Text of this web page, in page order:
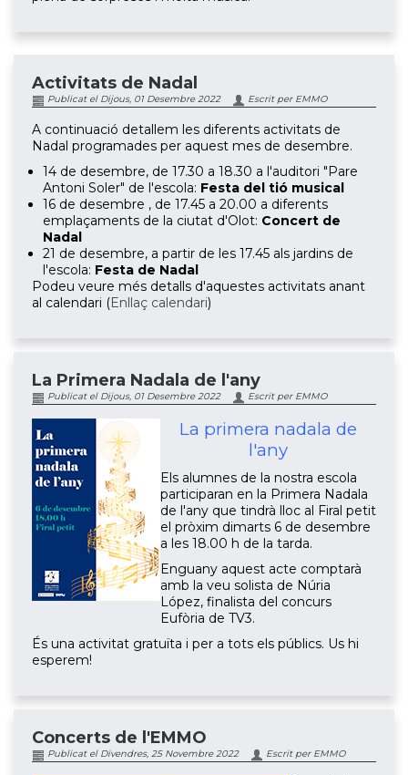
Activitats de Nadal
Publicat el Dijous, 01 Desembre 2022 Escrit per EMMO
A continuació detallem les diferents activitats de
Nadal programades per aquest mes de desembre.
14 de desembre, de 17.30 a 18.30 a l'auditori "Pare
Antoni Soler" de l'escola: Festa del tió musical
16 de desembre , de 17.45 a 20.00 a diferents
emplaçaments de la ciutat d'Olot: Concert de
Nadal
21 de desembre, a partir de les 17.45 als jardins de
l'escola: Festa de Nadal
Podeu veure més detalls d'aquestes activitats anant
al calendari (Enllaç calendari)
La Primera Nadala de l'any
Publicat el Dijous, 01 Desembre 2022 Escrit per EMMO
La primera nadala de
l'any
Els alumnes de la nostra escola
participaran en la Primera Nadala
de l'any que tindrà lloc al Firal petit
el pròxim dimarts 6 de desembre
a les 18.00 h de la tarda.
Enguany aquest acte comptarà
amb la veu solista de Núria
López, finalista del concurs
Eufòria de TV3.
És una activitat gratuïta i per a tots els públics. Us hi
esperem!
Concerts de l'EMMO
Publicat el Divendres, 25 Novembre 2022 Escrit per EMMO